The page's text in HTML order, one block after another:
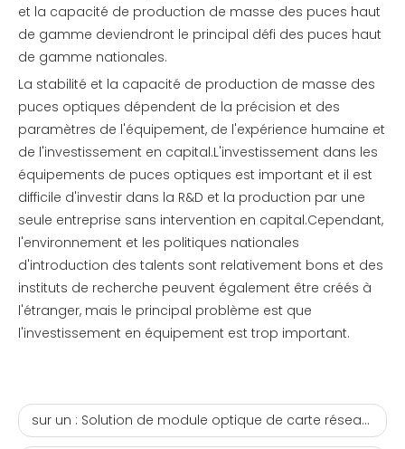
et la capacité de production de masse des puces haut
de gamme deviendront le principal défi des puces haut
de gamme nationales.
La stabilité et la capacité de production de masse des
puces optiques dépendent de la précision et des
paramètres de l'équipement, de l'expérience humaine et
de l'investissement en capital.L'investissement dans les
équipements de puces optiques est important et il est
difficile d'investir dans la R&D et la production par une
seule entreprise sans intervention en capital.Cependant,
l'environnement et les politiques nationales
d'introduction des talents sont relativement bons et des
instituts de recherche peuvent également être créés à
l'étranger, mais le principal problème est que
l'investissement en équipement est trop important.
sur un : Solution de module optique de carte réseau de serveur 25G